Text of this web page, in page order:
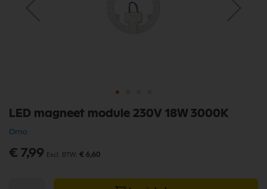
LED magneet module 230V 18W 3000K
Orno
€ 7,99 € 6,60
naar
het
begin
van
de